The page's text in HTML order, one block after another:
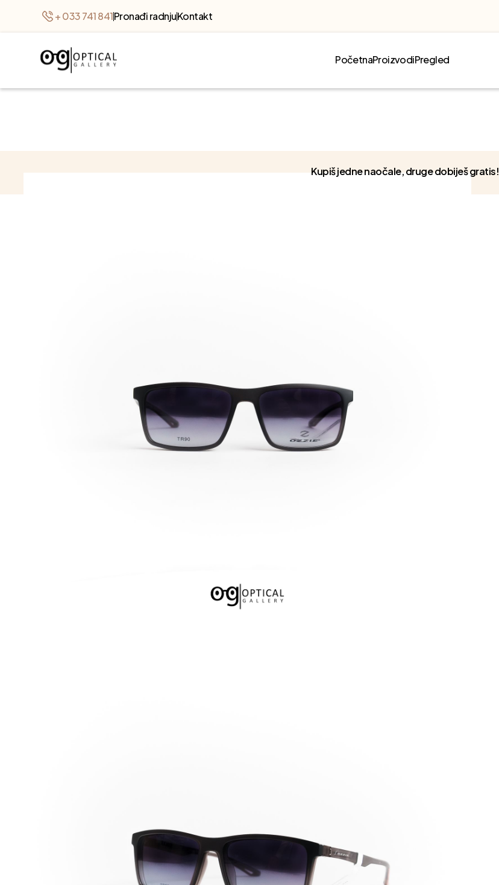
+ 033 741 841Pronađi radnjuKontakt
PočetnaProizvodiPregled
Kupiš jedne naočale, druge dobiješ gratis!